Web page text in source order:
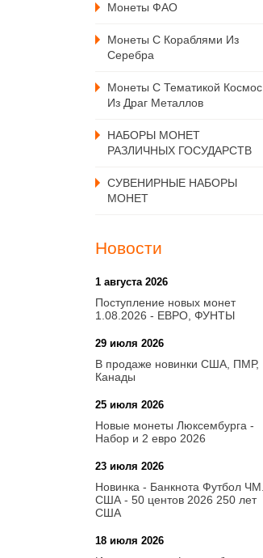
Монеты ФАО
Монеты С Кораблями Из
Серебра
Монеты С Тематикой Космос
Из Драг Металлов
НАБОРЫ МОНЕТ
РАЗЛИЧНЫХ ГОСУДАРСТВ
СУВЕНИРНЫЕ НАБОРЫ
МОНЕТ
Новости
1 августа 2026
Поступление новых монет
1.08.2026 - ЕВРО, ФУНТЫ
29 июля 2026
В продаже новинки США, ПМР,
Канады
25 июля 2026
Новые монеты Люксембурга -
Набор и 2 евро 2026
23 июля 2026
Новинка - Банкнота Футбол ЧМ.
США - 50 центов 2026 250 лет
США
18 июля 2026